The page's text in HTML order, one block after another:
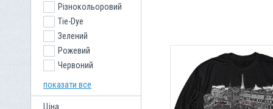
Водний світ
Великі кішки
Рептилії
Міфологія та
Фольклор
Вовки
Дракони
Ведмеді
M
XL
XXL
XXXL
5XL
Різнокольоровий
Tie-Dye
Зелений
Рожевий
Червоний
Білий
показати все
Ціна